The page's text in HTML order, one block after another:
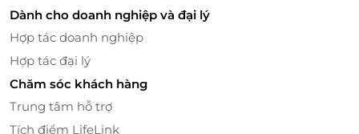
Bãi biển Đồi Rồng trải dài 23ha, nổi bật là bãi biển
nhân tạo lớn nhất Đông Nam Á hiện nay. Đây là nơi lý
tưởng để thư giãn, tận hưởng làn nước trong xanh,
trong không khí biển mát lành.
Dành cho doanh nghiệp và đại lý
Hợp tác doanh nghiệp
Hợp tác đại lý
Chăm sóc khách hàng
Trung tâm hỗ trợ
Tích điểm LifeLink